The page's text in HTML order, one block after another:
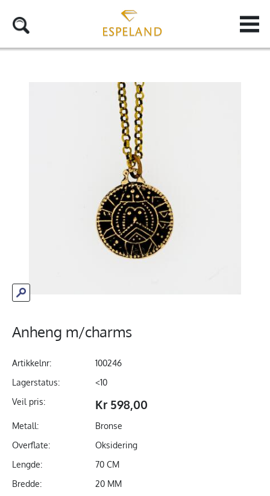
Anheng m/charms
Artikkelnr:
100246
Lagerstatus:
<10
Veil pris:
Kr 598,00
Metall:
Bronse
Overflate:
Oksidering
Lengde:
70 CM
Bredde:
20 MM